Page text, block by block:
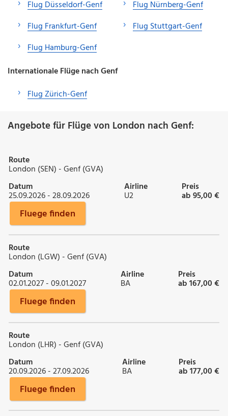
Flug Düsseldorf-Genf
Flug Frankfurt-Genf
Flug Hamburg-Genf
Flug Nürnberg-Genf
Flug Stuttgart-Genf
Internationale Flüge nach Genf
Flug Zürich-Genf
Angebote für Flüge von London nach Genf:
Route
London (SEN) - Genf (GVA)
Datum
25.09.2026 - 28.09.2026
Airline
U2
Preis
ab 95,00 €
Fluege finden
Route
London (LGW) - Genf (GVA)
Datum
02.01.2027 - 09.01.2027
Airline
BA
Preis
ab 167,00 €
Fluege finden
Route
London (LHR) - Genf (GVA)
Datum
20.09.2026 - 27.09.2026
Airline
BA
Preis
ab 177,00 €
Fluege finden